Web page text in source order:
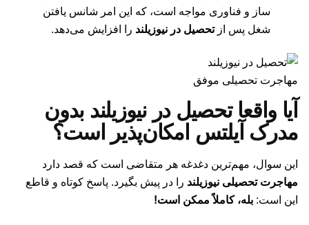
ساز و فناوری مواجه است، که این امر شانس یافتن
شغل پس ازتحصیل در نیوزیلند را افزایش می‌دهد.
مهاجرت تحصیلی موفق
آیا واقعا تحصیل در نیوزیلند بدون
مدرک آیلتس امکان‌پذیر است؟
این سوال، مهم‌ترین دغدغه هر متقاضی است که قصد دارد
مهاجرت تحصیلی نیوزیلند را در پیش بگیرد. پاسخ کوتاه و قاطع
این است: بله، کاملاً ممکن است!